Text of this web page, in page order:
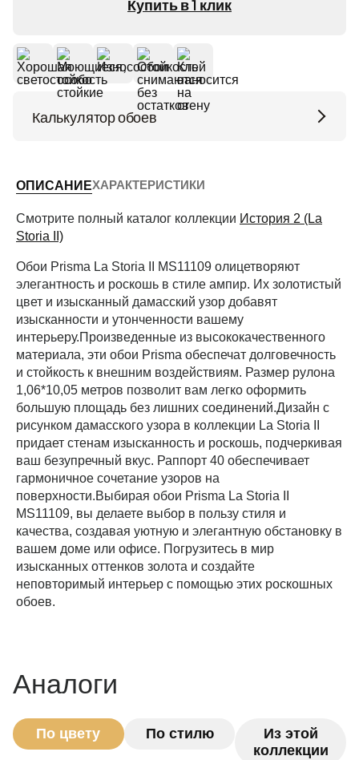
Купить в 1 клик
Калькулятор обоев
Периметр комнаты (м)
Рассчитать
ОПИСАНИЕХАРАКТЕРИСТИКИ
Смотрите полный каталог коллекции История 2 (La
Storia II)
Обои Prisma La Storia II MS11109 олицетворяют
элегантность и роскошь в стиле ампир. Их золотистый
цвет и изысканный дамасский узор добавят
изысканности и утонченности вашему
интерьеру.Произведенные из высококачественного
материала, эти обои Prisma обеспечат долговечность
и стойкость к внешним воздействиям. Размер рулона
1,06*10,05 метров позволит вам легко оформить
большую площадь без лишних соединений.Дизайн с
рисунком дамасского узора в коллекции La Storia II
придает стенам изысканность и роскошь, подчеркивая
ваш безупречный вкус. Раппорт 40 обеспечивает
гармоничное сочетание узоров на
поверхности.Выбирая обои Prisma La Storia II
MS11109, вы делаете выбор в пользу стиля и
качества, создавая уютную и элегантную обстановку в
вашем доме или офисе. Погрузитесь в мир
изысканных оттенков золота и создайте
неповторимый интерьер с помощью этих роскошных
обоев.
Аналоги
По цвету По стилю
Из этой
коллекции